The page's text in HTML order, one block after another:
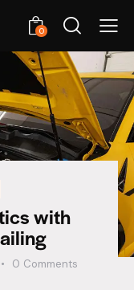
0
with
0 Comments